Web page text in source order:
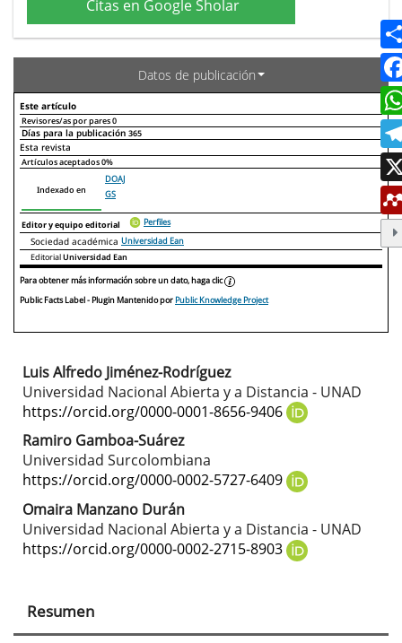
Citas en Google Sholar
Datos de publicación
Este artículo
Revisores/as por pares0
Días para la publicación 365
Declaraciones de autoría
Esta revista
Artículos aceptados0%
Indexado en
DOAJ
GS
Editor y equipo editorial Perfiles
Sociedad académica Universidad Ean
EditorialUniversidad Ean
Para obtener más información sobre un dato, haga clic
Public Facts Label- Plugin Mantenido porPublic Knowledge Project
Contenido
principal
del
artículo
Luis Alfredo Jiménez-Rodríguez
Universidad Nacional Abierta y a Distancia - UNAD
https://orcid.org/0000-0001-8656-9406
Ramiro Gamboa-Suárez
Universidad Surcolombiana
https://orcid.org/0000-0002-5727-6409
Omaira Manzano Durán
Universidad Nacional Abierta y a Distancia - UNAD
https://orcid.org/0000-0002-2715-8903
Resumen